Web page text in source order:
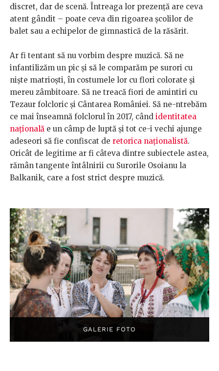
discret, dar de scenă. Întreaga lor prezență are ceva
atent gândit – poate ceva din rigoarea școlilor de
balet sau a echipelor de gimnastică de la răsărit.
Ar fi tentant să nu vorbim despre muzică. Să ne
infantilizăm un pic și să le comparăm pe surori cu
niște matrioști, în costumele lor cu flori colorate și
mereu zâmbitoare. Să ne treacă fiori de amintiri cu
Tezaur folcloric și Cântarea României. Să ne-ntrebăm
ce mai înseamnă folclorul în 2017, când identitatea
națională e un câmp de luptă și tot ce-i vechi ajunge
adeseori să fie confiscat de retorica naționalistă.
Oricât de legitime ar fi câteva dintre subiectele astea,
rămân tangente întâlnirii cu Surorile Osoianu la
Balkanik, care a fost strict despre muzică.